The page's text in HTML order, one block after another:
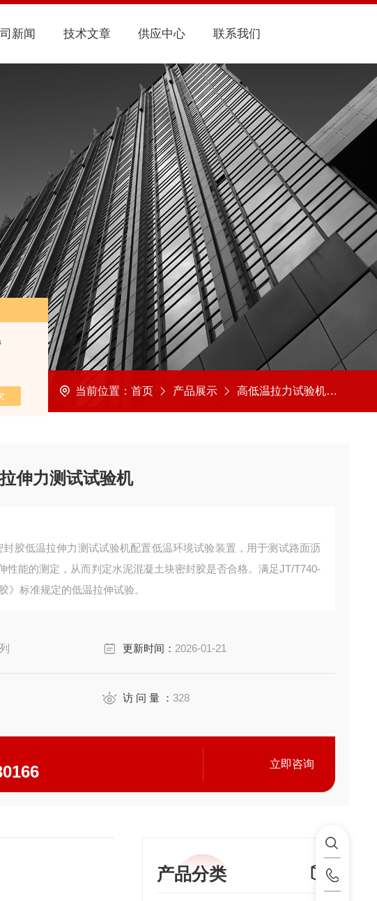
新闻 技术文章 供应中心 联系我们
当前位置： 首页 产品展示 高低温拉力试验机
伸力测试试验机
封胶低温拉伸力测试试验机配置低温环境试验装置，用于测试路面沥
性能的测定，从而判定水泥混凝土块密封胶是否合格。满足JT/T740-
》标准规定的低温拉伸试验。
更新时间： 2026-01-21
访 问 量 ：328
立即咨询
产品分类